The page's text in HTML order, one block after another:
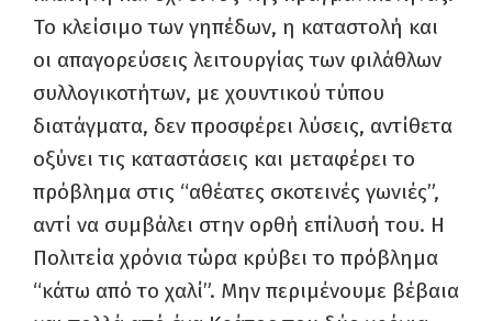
Το κλείσιμο των γηπέδων, η καταστολή και
οι απαγορεύσεις λειτουργίας των φιλάθλων
συλλογικοτήτων, με χουντικού τύπου
διατάγματα, δεν προσφέρει λύσεις, αντίθετα
οξύνει τις καταστάσεις και μεταφέρει το
πρόβλημα στις “αθέατες σκοτεινές γωνιές”,
αντί να συμβάλει στην ορθή επίλυσή του. Η
Πολιτεία χρόνια τώρα κρύβει το πρόβλημα
“κάτω από το χαλί”. Μην περιμένουμε βέβαια